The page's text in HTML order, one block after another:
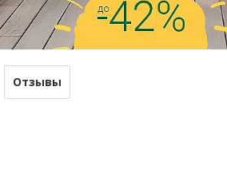
Отзывы